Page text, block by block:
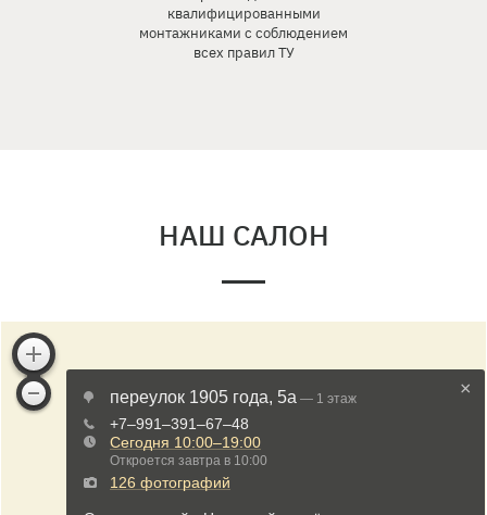
квалифицированными
монтажниками с соблюдением
всех правил ТУ
НАШ САЛОН